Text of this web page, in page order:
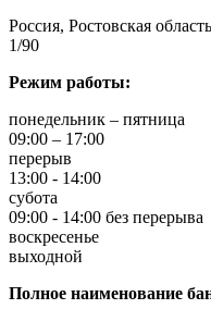
Россия, Ростовская
1/90
Режим работы:
понедельник – пятница
09:00 – 17:00
перерыв
13:00 - 14:00
субота
09:00 - 14:00 без перерыва
воскресенье
выходной
Полное наименование